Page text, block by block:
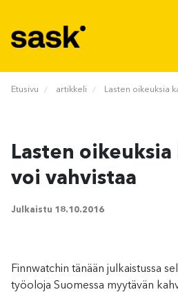
Etusivu artikkeli Lasten oikeuksia
Lasten
voi vahvistaa
Julkaistu 18.10.2016
Finnwatchin tänään julkaistussa
työoloja Suomessa myytävän